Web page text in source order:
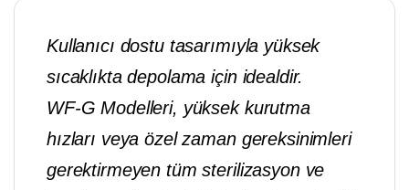
Kullanıcı dostu tasarımıyla yüksek
sıcaklıkta depolama için idealdir.
WF-G Modelleri, yüksek kurutma
hızları veya özel zaman gereksinimleri
gerektirmeyen tüm sterilizasyon ve